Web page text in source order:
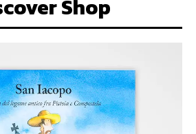
Shop